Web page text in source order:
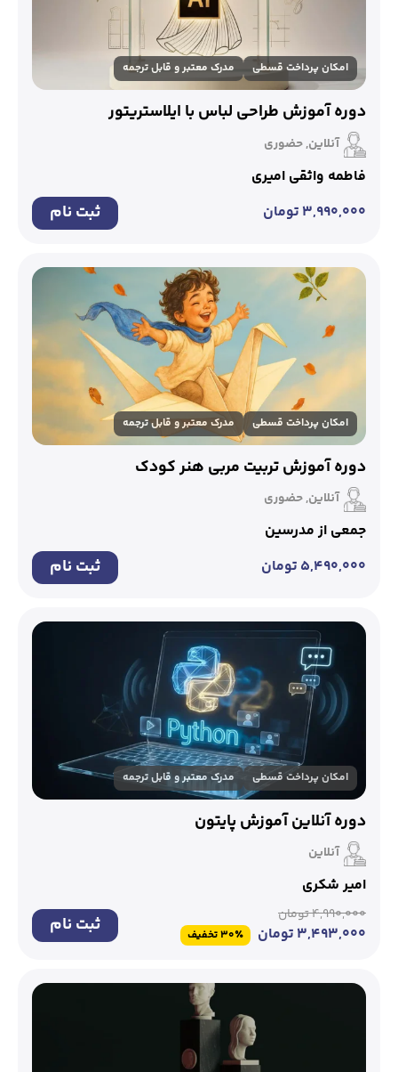
امکان پرداخت قسطی مدرک معتبر و قابل ترجمه
دوره آموزش طراحی لباس با ایلاستریتور
آنلاین, حضوری
فاطمه واثقی امیری
۳,۹۹۰,۰۰۰تومان ثبت نام
امکان پرداخت قسطی مدرک معتبر و قابل ترجمه
دوره آموزش تربیت مربی هنر کودک
آنلاین, حضوری
جمعی از مدرسین
۵,۴۹۰,۰۰۰ تومان ثبت نام
امکان پرداخت قسطی مدرک معتبر و قابل ترجمه
دوره آنلاین آموزش پایتون
آنلاین
امیر شکری
۴,۹۹۰,۰۰۰تومان
۳,۴۹۳,۰۰۰تومان 30٪ تخفیف ثبت نام